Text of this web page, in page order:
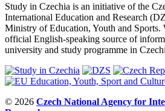
Study in Czechia is an initiative of the
International Education and Research
Ministry of Education, Youth and Sports.
official English-speaking source of
university and study programme in
© 2026 Czech National Agency for